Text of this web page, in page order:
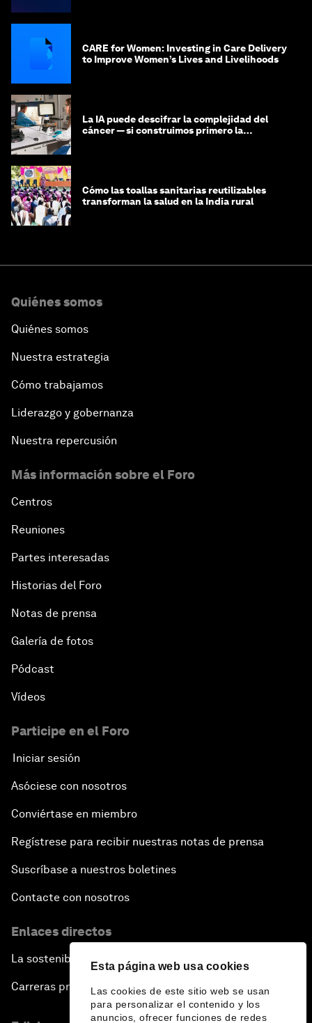
Esta página web usa cookies
Las cookies de este sitio web se usan
para personalizar el contenido y los
anuncios, ofrecer funciones de redes
CARE for Women: Investing in Care Delivery
to Improve Women’s Lives and Livelihoods
La IA puede descifrar la complejidad del
cáncer — si construimos primero la
Cómo las toallas sanitarias reutilizables
transforman la salud en la India rural
Quiénes somos
Quiénes somos
Nuestra estrategia
Cómo trabajamos
Liderazgo y gobernanza
Nuestra repercusión
Más información sobre el Foro
Centros
Reuniones
Partes interesadas
Historias del Foro
Notas de prensa
Galería de fotos
Pódcast
Vídeos
Participe en el Foro
Iniciar sesión
Asóciese con nosotros
Conviértase en miembro
Regístrese para recibir nuestras notas de prensa
Suscríbase a nuestros boletines
Contacte con nosotros
Enlaces directos
La sostenibilidad en el Foro
Carreras profesionales